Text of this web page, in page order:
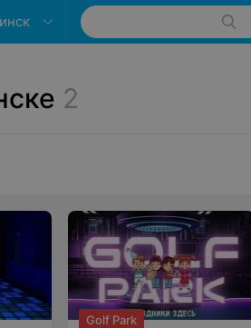
2
Golf Park